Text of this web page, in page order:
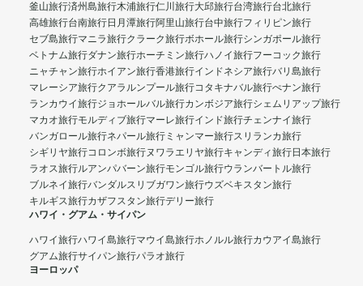
釜山旅行済州島旅行木浦旅行仁川旅行大邱旅行台湾旅行台北旅行
高雄旅行台南旅行日月潭旅行阿里山旅行台中旅行フィリピン旅行
セブ島旅行マニラ旅行クラーク旅行ボホール旅行シンガポール旅行
ベトナム旅行ダナン旅行ホーチミン旅行ハノイ旅行フーコック旅行
ニャチャン旅行ホイアン旅行香港旅行インドネシア旅行バリ島旅行
マレーシア旅行クアラルンプール旅行コタキナバル旅行ぺナン旅行
ランカウイ旅行ジョホールバル旅行カンボジア旅行シェムリアップ旅行
マカオ旅行モルディブ旅行マーレ旅行インド旅行チェンナイ旅行
バンガロール旅行ネパール旅行 ミャンマー旅行スリランカ旅行
シギリヤ旅行コロンボ旅行ヌワラエリヤ旅行キャンディ旅行日本旅行
ラオス旅行ルアンパバーン旅行モンゴル旅行ウランバートル旅行
ブルネイ旅行バンダルスリブガワン旅行ウズベキスタン旅行
キルギス旅行カザフスタン旅行デリー旅行
ハワイ・グアム・サイパン
ハワイ旅行ハワイ島旅行マウイ島旅行ホノルル旅行カウアイ島旅行
グアム旅行サイパン旅行パラオ旅行
ヨーロッパ